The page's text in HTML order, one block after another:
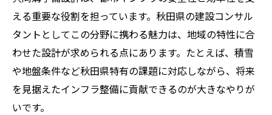
える重要な役割を担っています。秋田県の建設コンサル
タントとしてこの分野に携わる魅力は、地域の特性に合
わせた設計が求められる点にあります。たとえば、積雪
や地盤条件など秋田県特有の課題に対応しながら、将来
を見据えたインフラ整備に貢献できるのが大きなやりが
いです。